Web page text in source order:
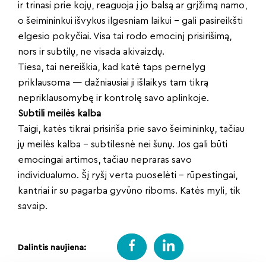
ir trinasi prie kojų, reaguoja į jo balsą ar grįžimą namo,
o šeimininkui išvykus ilgesniam laikui – gali pasireikšti
elgesio pokyčiai. Visa tai rodo emocinį prisirišimą,
nors ir subtilų, ne visada akivaizdų.
Tiesa, tai nereiškia, kad katė taps pernelyg
priklausoma — dažniausiai ji išlaikys tam tikrą
nepriklausomybę ir kontrolę savo aplinkoje.
Subtili meilės kalba
Taigi, katės tikrai prisiriša prie savo šeimininkų, tačiau
jų meilės kalba – subtilesnė nei šunų. Jos gali būti
emocingai artimos, tačiau nepraras savo
individualumo. Šį ryšį verta puoselėti – rūpestingai,
kantriai ir su pagarba gyvūno riboms. Katės myli, tik
savaip.
Dalintis naujiena: